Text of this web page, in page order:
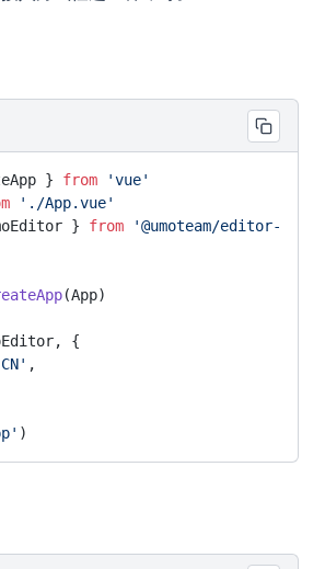
} from 'vue'
'./App.vue'
} from '@umoteam/editor-
(App)
{
,
)